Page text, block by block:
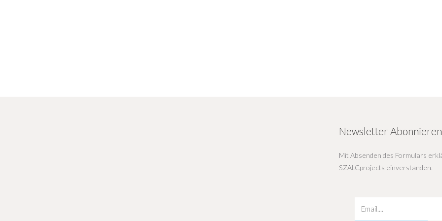
Newsletter Abonnieren
Mit Absenden des Formulars
SZALCprojects einverstanden.